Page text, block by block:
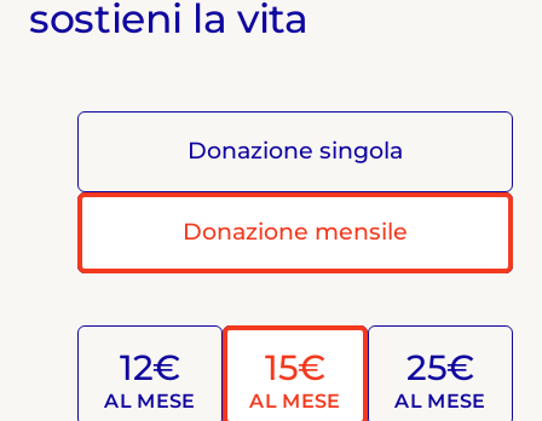
sostieni la vita
Donazione singola
Donazione mensile
12€
AL MESE
15€
AL MESE
25€
AL MESE